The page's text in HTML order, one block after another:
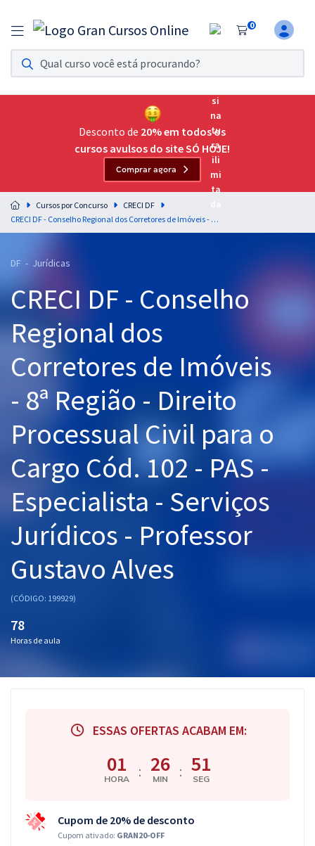
0
Assinatura Ilimitada 11
Acesso a todos os cursos. Teste grátis por 7 dias!
Assinatura OAB Até Passar
Acesso ilimitado a toda preparação para o Exame da
Residências Multiprofissionais
Preparação completa e intensiva para as principais
residências em saúde do Brasil
Cursos 20% OFF
Pós
Graduação
OAB
Questões grátis
Aprovados
Desconto de 20% em todos os
cursos avulsos do site SÓ HOJE!
Comprar agora
Cursos por Concurso
CRECI DF
CRECI DF - Conselho Regional dos Corretores de Imóveis - 8ª Região - Direito Processual Civil para o Cargo Cód. 102 - PAS - Especialista - Serviços Jurídicos - Professor Gustavo Alves
DF - Jurídicas
CRECI DF - Conselho
Regional dos
Corretores de Imóveis
- 8ª Região - Direito
Processual Civil para o
Cargo Cód. 102 - PAS -
Especialista - Serviços
Jurídicos - Professor
Gustavo Alves
(CÓDIGO: 199929)
78
Horas de aula
ESSAS OFERTAS ACABAM EM:
01
HORA : 26
MIN : 50
SEG
Cupom de 20% de desconto
Cupom ativado: GRAN20-OFF